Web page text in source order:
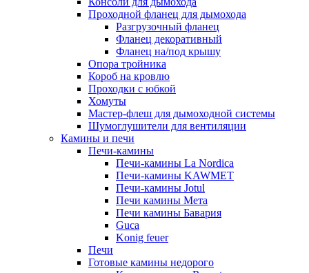
Проходной фланец для дымохода
Разгрузочный фланец
Фланец декоративный
Фланец на/под крышу
Опора тройника
Короб на кровлю
Проходки с юбкой
Хомуты
Мастер-флеш для дымоходной системы
Шумоглушители для вентиляции
Камины и печи
Печи-камины
Печи-камины La Nordica
Печи-камины KAWMET
Печи-камины Jotul
Печи камины Мета
Печи камины Бавария
Guca
Konig feuer
Печи
Готовые камины недорого